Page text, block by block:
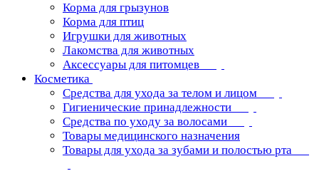
Корма для грызунов
Корма для птиц
Игрушки для животных
Лакомства для животных
Аксессуары для питомцев
Косметика
Средства для ухода за телом и лицом
Гигиенические принадлежности
Средства по уходу за волосами
Товары медицинского назначения
Товары для ухода за зубами и полостью рта